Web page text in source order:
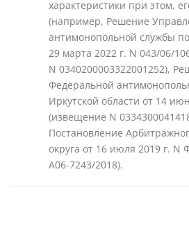
характеристики при этом,
(например, Решение
антимонопольной службы
29 марта 2022 г. N 043/06/
N 0340200003322001252),
Федеральной
Иркутской области от 14
(извещение N
Постановление
округа от 16 июля 2019 г. N
А06-7243/2018).